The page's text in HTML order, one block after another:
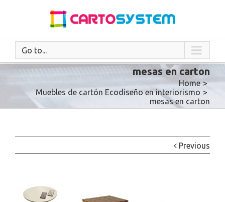
Go to...
mesas en carton
Home >
Muebles de cartón Ecodiseño en interiorismo >
mesas en carton
Previous